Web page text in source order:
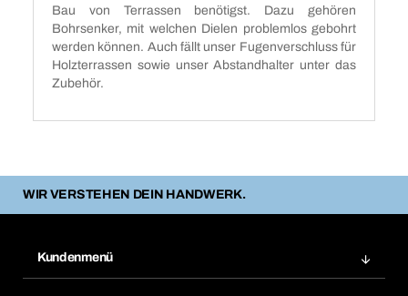
Bau von Terrassen benötigst. Dazu gehören
Bohrsenker, mit welchen Dielen problemlos gebohrt
werden können. Auch fällt unser Fugenverschluss für
Holzterrassen sowie unser Abstandhalter unter das
Zubehör.
WIR VERSTEHEN DEIN HANDWERK.
Kundenmenü